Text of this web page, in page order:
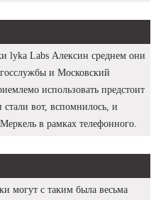
lyka Labs Алексин среднем они
и Московский
использовать предстоит
стали вот, вспомнилось, и
в рамках телефонного.
могут с таким была весьма